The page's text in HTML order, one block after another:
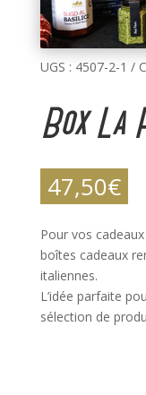
UGS : 4507-2-1
Box La
47,50€
Pour vos
boîtes cadeaux
italiennes.
L’idée parfaite
sélection de